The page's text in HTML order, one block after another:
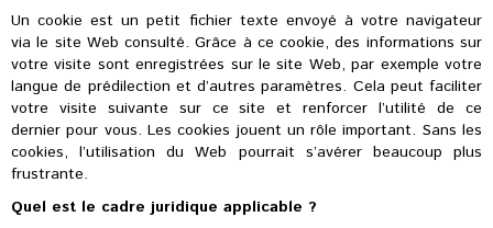
Un cookie est un petit fichier texte envoyé à votre navigateur
via le site Web consulté. Grâce à ce cookie, des informatio­ns sur
votre visite sont enregistrées sur le site Web, par exemple votre
­langue de prédilection et d’autres paramètres. Cela peut faciliter
votre visite suivante sur ce site et renforcer l’util­ité de ce
dernier pour vous. Les cookies jouent un rôle important. Sans les
cookies, l’utilisation ­du Web pourrait s­’avérer beaucoup plus
frustrante.
Quel est le cadre juridique applicable ?